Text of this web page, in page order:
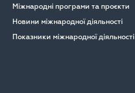
Міжнародні програми та проєкти
Новини міжнародної діяльності
Показники міжнародної діяльності